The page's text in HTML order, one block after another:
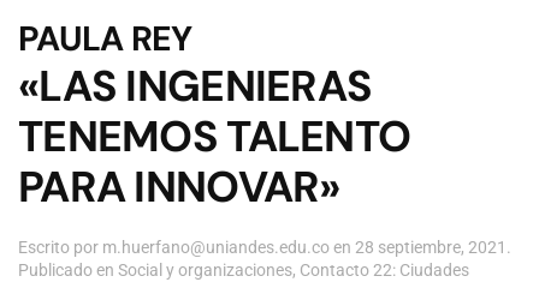
PAULA REY
«LAS INGENIERAS
TENEMOS TALENTO
PARA INNOVAR»
Escrito por m.huerfano@uniandes.edu.coen 28 septiembre, 2021 .
Publicado en Social y organizaciones, Contacto 22: Ciudades